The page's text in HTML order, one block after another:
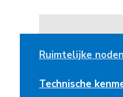
Ruimtelijke
Technische